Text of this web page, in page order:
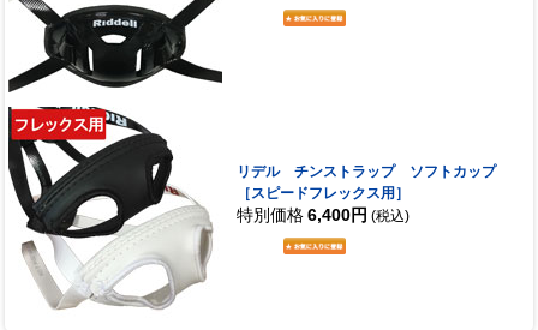
リデル チンストラップ ソフトカップ
［スピードフレックス用］
特別価格 6,400円 (税込)